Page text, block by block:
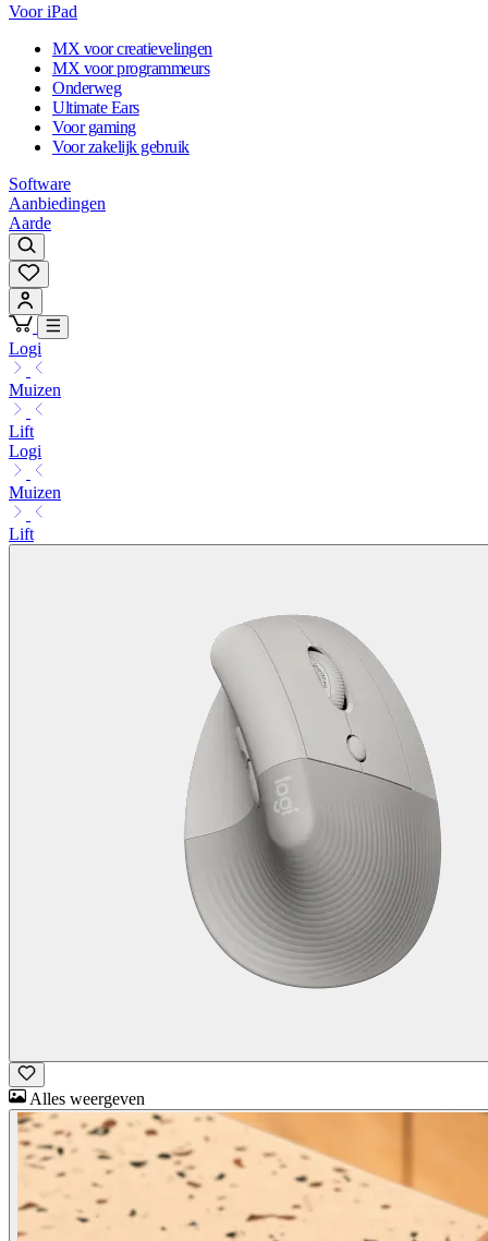
Voor iPad
MX voor creatievelingen
MX voor programmeurs
Onderweg
Ultimate Ears
Voor gaming
Voor zakelijk gebruik
Software
Aanbiedingen
Aarde
Logi
Muizen
Lift
Logi
Muizen
Lift
Alles weergeven